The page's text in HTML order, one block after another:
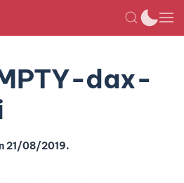
dax-
21/08/2019.